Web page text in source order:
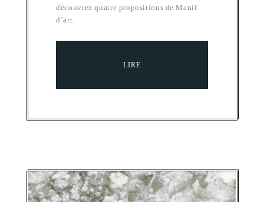
découvrez quatre propositions de Manif
d’art.
LIRE